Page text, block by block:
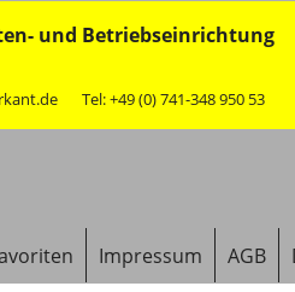
und Betriebseinrichtung
Tel: +49 (0) 741-348 950 53
Impressum AGB